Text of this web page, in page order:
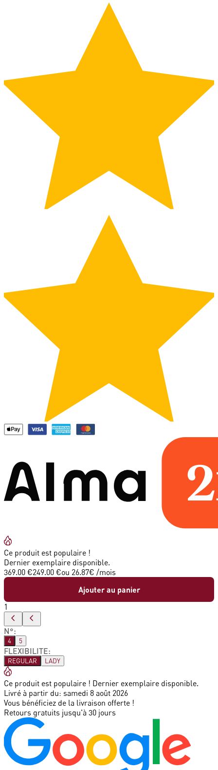
Ce produit est populaire !
Dernier exemplaire disponible.
369.00 €249.00 €ou 26.87€ /mois
Ajouter au panier
1
N°:
4 5
FLEXIBILITE:
REGULAR LADY
Ce produit est populaire ! Dernier exemplaire disponible.
Livré à partir du: samedi 8 août 2026
Vous bénéficiez de la livraison offerte !
Retours gratuits jusqu'à 30 jours